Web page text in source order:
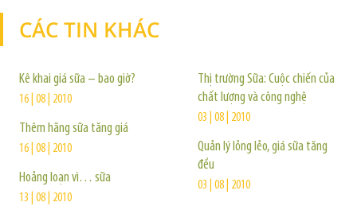
CÁC TIN KHÁC
Kê khai giá sữa – bao giờ?
16 | 08 | 2010
Thêm hãng sữa tăng giá
16 | 08 | 2010
Hoảng loạn vì… sữa
13 | 08 | 2010
Thị trường Sữa: Cuộc chiến của
chất lượng và công nghệ
03 | 08 | 2010
Quản lý lỏng lẻo, giá sữa tăng
đều
03 | 08 | 2010